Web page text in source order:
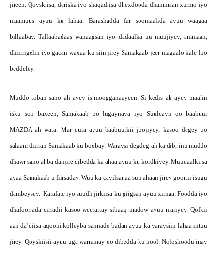
jireen. Qoyskiisa, deriska iyo shaqadiisa dhexdooda dhammaan xurmo iyo
maamuus ayuu ku lahaa. Barashadda far soomaalida ayuu waagaa
billaabay. Tallaabadaas wanaagsan iyo dadaalka uu muujiyey, ammaan,
dhiirrigelin iyo gacan waxaa ku siin jirey Samakaab jeer magaalo kale loo
beddeley.
Muddo toban sano ah ayey is-moogganaayeen. Si kedis ah ayey maalin
isku soo baxeen, Samakaab oo lugaynaya iyo Suulcayn oo baabuur
MAZDA ah wata. Mar qura ayuu baabuurkii joojiyey, kasoo degey oo
salaam diirran Samakaab ku boobay. Waraysi degdeg ah ka dib, inu muddo
dhawr sano ahba danjire dibedda ka ahaa ayuu ku kordhiyey. Muuqaalkiisa
ayaa Samakaab u fiirsaday. Wuu ka cayilsanaa suu ahaan jirey goortii isugu
dambeysey. Karafate iyo suudh jirkiisa ku giigsan ayuu xirnaa. Foodda iyo
dhafoorrada cirradii kasoo weerartay sibaaq madow ayuu mariyey. Qofkii
aan da’diisa aqooni kolleyba sannado badan ayuu ka yaraysiin lahaa intuu
jirey. Qoyskiisii ayuu uga warramay oo dibedda ku nool. Noloshoodu inay